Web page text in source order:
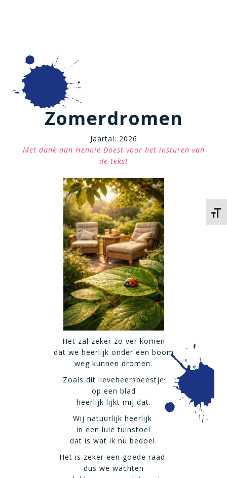
Zomerdromen
Jaartal: 2026
Met dank aan Hennie Doest voor het insturen van
de tekst
Het zal zeker zo ver komen
dat we heerlijk onder een boom
weg kunnen dromen.
Zoals dit lieveheersbeestje
op een blad
heerlijk lijkt mij dat.
Wij natuurlijk heerlijk
in een luie tuinstoel
dat is wat ik nu bedoel.
Het is zeker een goede raad
dus we wachten